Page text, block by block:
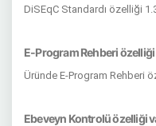
DiSEqC Standardı özelliği
E-Program Rehberi özelliği
Üründe E-Program Rehberi
Ebeveyn Kontrolü özelliği